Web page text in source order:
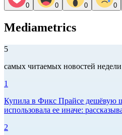
0 0 0 0
Mediametrics
5
самых читаемых новостей недели
1
Купила в Фикс Прайсе дешёвую
использовала ее иначе:
2